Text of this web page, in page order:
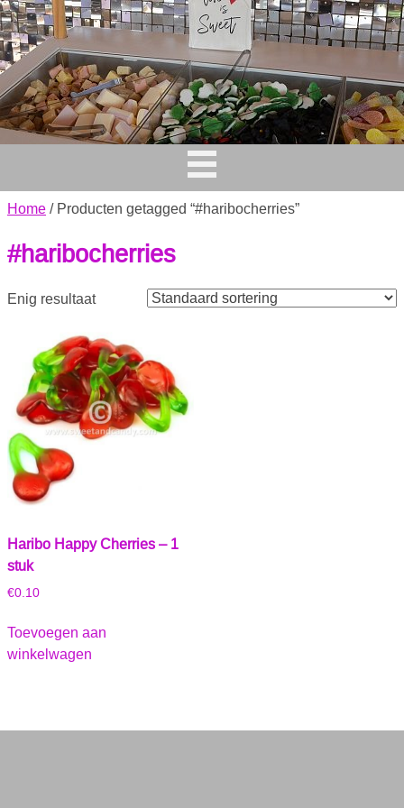
Home / Producten getagged “#haribocherries”
#haribocherries
Enig resultaat
Haribo Happy Cherries – 1
stuk
€0.10
Toevoegen aan
winkelwagen